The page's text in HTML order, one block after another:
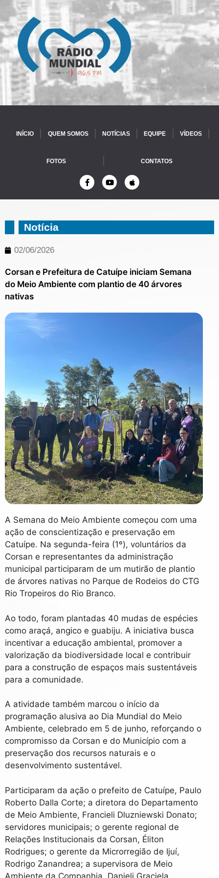
INÍCIO QUEM SOMOS NOTÍCIAS EQUIPE VÍDEOS
FOTOS CONTATOS
Notícia
02/06/2026
Corsan e Prefeitura de Catuípe iniciam Semana
do Meio Ambiente com plantio de 40 árvores
nativas
A Semana do Meio Ambiente começou com uma
ação de conscientização e preservação em
Catuípe. Na segunda-feira (1º), voluntários da
Corsan e representantes da administração
municipal participaram de um mutirão de plantio
de árvores nativas no Parque de Rodeios do CTG
Rio Tropeiros do Rio Branco.
Ao todo, foram plantadas 40 mudas de espécies
como araçá, angico e guabiju. A iniciativa busca
incentivar a educação ambiental, promover a
valorização da biodiversidade local e contribuir
para a construção de espaços mais sustentáveis
para a comunidade.
A atividade também marcou o início da
programação alusiva ao Dia Mundial do Meio
Ambiente, celebrado em 5 de junho, reforçando o
compromisso da Corsan e do Município com a
preservação dos recursos naturais e o
desenvolvimento sustentável.
Participaram da ação o prefeito de Catuípe, Paulo
Roberto Dalla Corte; a diretora do Departamento
de Meio Ambiente, Francieli Dluzniewski Donato;
servidores municipais; o gerente regional de
Relações Institucionais da Corsan, Éliton
Rodrigues; o gerente da Microrregião de Ijuí,
Rodrigo Zanandrea; a supervisora de Meio
Ambiente da Companhia, Danieli Graciela